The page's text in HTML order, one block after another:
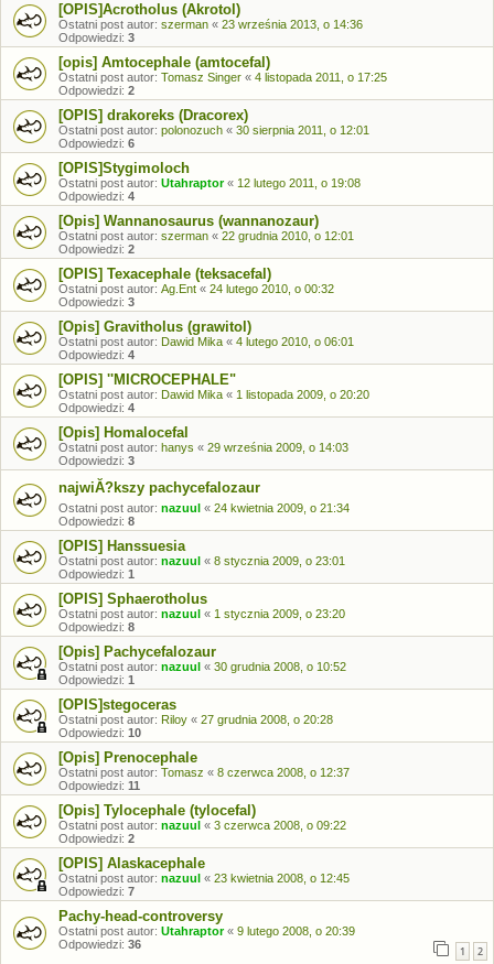
[OPIS]Acrotholus (Akrotol)
Ostatni post autor: szerman « 23 września 2013, o 14:36
Odpowiedzi: 3
[opis] Amtocephale (amtocefal)
Ostatni post autor: Tomasz Singer « 4 listopada 2011, o 17:25
Odpowiedzi: 2
[OPIS] drakoreks (Dracorex)
Ostatni post autor: polonozuch « 30 sierpnia 2011, o 12:01
Odpowiedzi: 6
[OPIS]Stygimoloch
Ostatni post autor: Utahraptor« 12 lutego 2011, o 19:08
Odpowiedzi: 4
[Opis] Wannanosaurus (wannanozaur)
Ostatni post autor: szerman « 22 grudnia 2010, o 12:01
Odpowiedzi: 2
[OPIS] Texacephale (teksacefal)
Ostatni post autor: Ag.Ent « 24 lutego 2010, o 00:32
Odpowiedzi: 3
[Opis] Gravitholus (grawitol)
Ostatni post autor: Dawid Mika « 4 lutego 2010, o 06:01
Odpowiedzi: 4
[OPIS] ''MICROCEPHALE"
Ostatni post autor: Dawid Mika « 1 listopada 2009, o 20:20
Odpowiedzi: 4
[Opis] Homalocefal
Ostatni post autor: hanys « 29 września 2009, o 14:03
Odpowiedzi: 3
najwiĂ?kszy pachycefalozaur
Ostatni post autor: nazuul « 24 kwietnia 2009, o 21:34
Odpowiedzi: 8
[OPIS] Hanssuesia
Ostatni post autor: nazuul « 8 stycznia 2009, o 23:01
Odpowiedzi: 1
[OPIS] Sphaerotholus
Ostatni post autor: nazuul « 1 stycznia 2009, o 23:20
Odpowiedzi: 8
[Opis] Pachycefalozaur
Ostatni post autor: nazuul « 30 grudnia 2008, o 10:52
Odpowiedzi: 1
[OPIS]stegoceras
Ostatni post autor: Riloy « 27 grudnia 2008, o 20:28
Odpowiedzi: 10
[Opis] Prenocephale
Ostatni post autor: Tomasz « 8 czerwca 2008, o 12:37
Odpowiedzi: 11
[Opis] Tylocephale (tylocefal)
Ostatni post autor: nazuul « 3 czerwca 2008, o 09:22
Odpowiedzi: 2
[OPIS] Alaskacephale
Ostatni post autor: nazuul « 23 kwietnia 2008, o 12:45
Odpowiedzi: 7
Pachy-head-controversy
Ostatni post autor: Utahraptor« 9 lutego 2008, o 20:39
Odpowiedzi: 36 1 2